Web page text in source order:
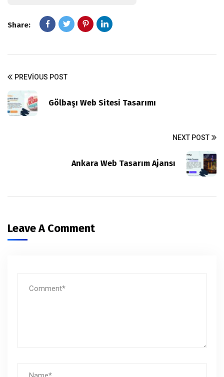
Share:
PREVIOUS POST
Gölbaşı Web Sitesi Tasarımı
NEXT POST
Ankara Web Tasarım Ajansı
Leave A Comment